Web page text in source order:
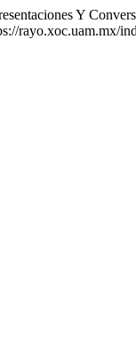
Y
rayo.xoc.uam.mx/